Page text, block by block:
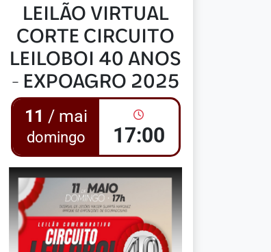
LEILÃO VIRTUAL
CORTE CIRCUITO
LEILOBOI 40 ANOS
- EXPOAGRO 2025
11 / mai
domingo 17:00